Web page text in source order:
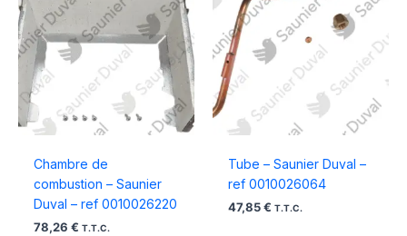
Chambre de
combustion – Saunier
Duval – ref 0010026220
78,26 € T.T.C.
Tube – Saunier Duval –
ref 0010026064
47,85 € T.T.C.